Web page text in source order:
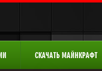
СКАЧАТЬ МАЙНКРАФТ